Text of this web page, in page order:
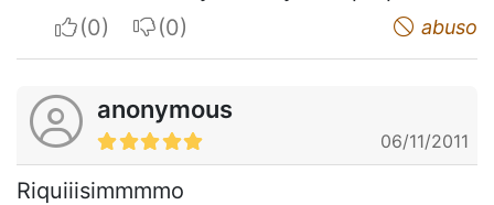
I apreciateI do not appreciate abuso
anonymous
06/11/2011
Riquiiisimmmmo